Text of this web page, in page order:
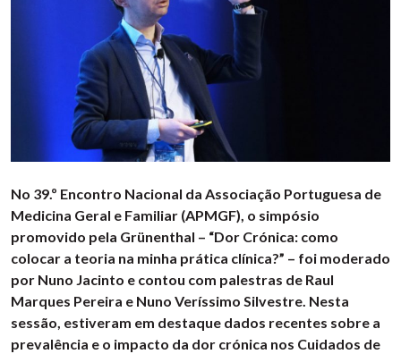
No 39.º Encontro Nacional da Associação Portuguesa de
Medicina Geral e Familiar (APMGF), o simpósio
promovido pela Grünenthal – “Dor Crónica: como
colocar a teoria na minha prática clínica?” – foi moderado
por Nuno Jacinto e contou com palestras de Raul
Marques Pereira e Nuno Veríssimo Silvestre. Nesta
sessão, estiveram em destaque dados recentes sobre a
prevalência e o impacto da dor crónica nos Cuidados de